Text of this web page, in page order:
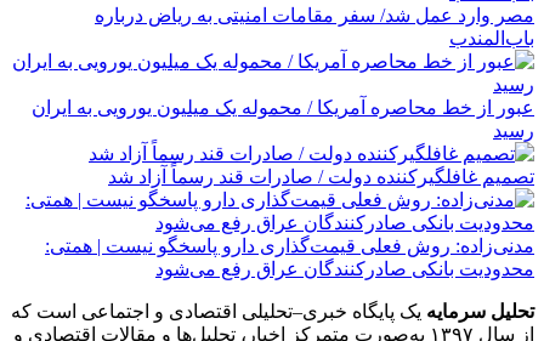
مصر وارد عمل شد/ سفر مقامات امنیتی به ریاض درباره
باب‌المندب
عبور از خط محاصره آمریکا / محموله یک میلیون یورویی به ایران
رسید
تصمیم غافلگیرکننده دولت / صادرات قند رسماً آزاد شد
مدنی‌زاده: روش فعلی قیمت‌گذاری دارو پاسخگو نیست | همتی:
محدودیت بانکی صادرکنندگان عراق رفع می‌شود
تحلیل سرمایه یک پایگاه خبری–تحلیلی اقتصادی و اجتماعی است که
از سال ۱۳۹۷ به‌صورت متمرکز اخبار، تحلیل‌ها و مقالات اقتصادی و